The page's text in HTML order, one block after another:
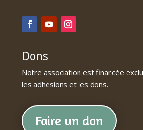
Dons
Notre association est financée
les adhésions et les dons.
Faire un don